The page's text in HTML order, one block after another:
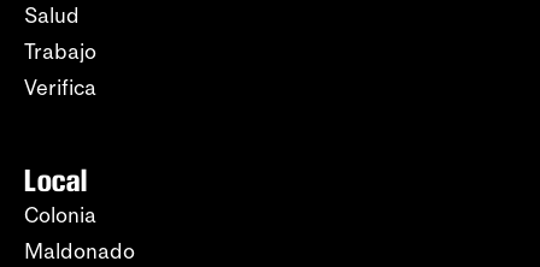
Salud
Trabajo
Verifica
Local
Colonia
Maldonado